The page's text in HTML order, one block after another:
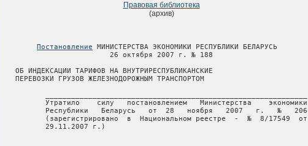
Правовая библиотека
(архив)
Постановление МИНИСТЕРСТВА ЭКОНОМИКИ РЕСПУБЛИКИ БЕЛАРУСЬ
                      26 октября 2007 г. № 188
ОБ ИНДЕКСАЦИИ ТАРИФОВ НА ВНУТРИРЕСПУБЛИКАНСКИЕ
ПЕРЕВОЗКИ ГРУЗОВ ЖЕЛЕЗНОДОРОЖНЫМ ТРАНСПОРТОМ
       Утратило    силу   постановлением   Министерства    экономики
       Республики   Беларусь   от  28   ноября   2007   г.   №   206
       (зарегистрировано  в  Национальном реестре  -  №  8/17549  от
       29.11.2007 г.)